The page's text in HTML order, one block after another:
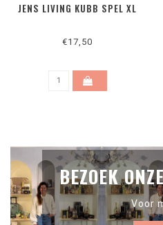
JENS LIVING KUBB SPEL XL
€17,50
BEZOEK
Voor